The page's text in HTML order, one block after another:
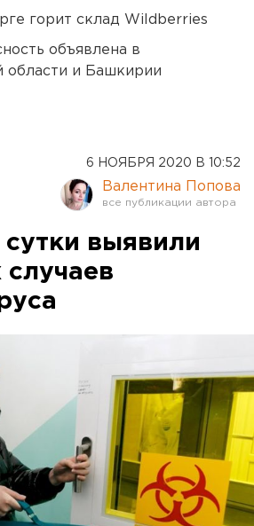
горит склад Wildberries
объявлена в
области и Башкирии
6 НОЯБРЯ 2020 В 10:52
Валентина Попова
выявили
случаев